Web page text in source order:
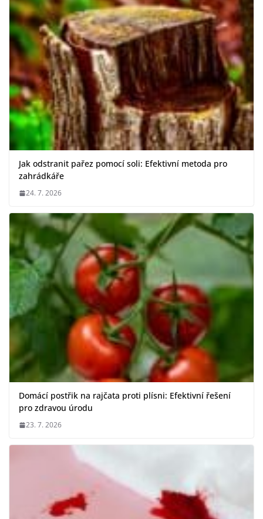
Jak odstranit pařez pomocí soli: Efektivní metoda pro
zahrádkáře
24. 7. 2026
Domácí postřik na rajčata proti plísni: Efektivní řešení
pro zdravou úrodu
23. 7. 2026